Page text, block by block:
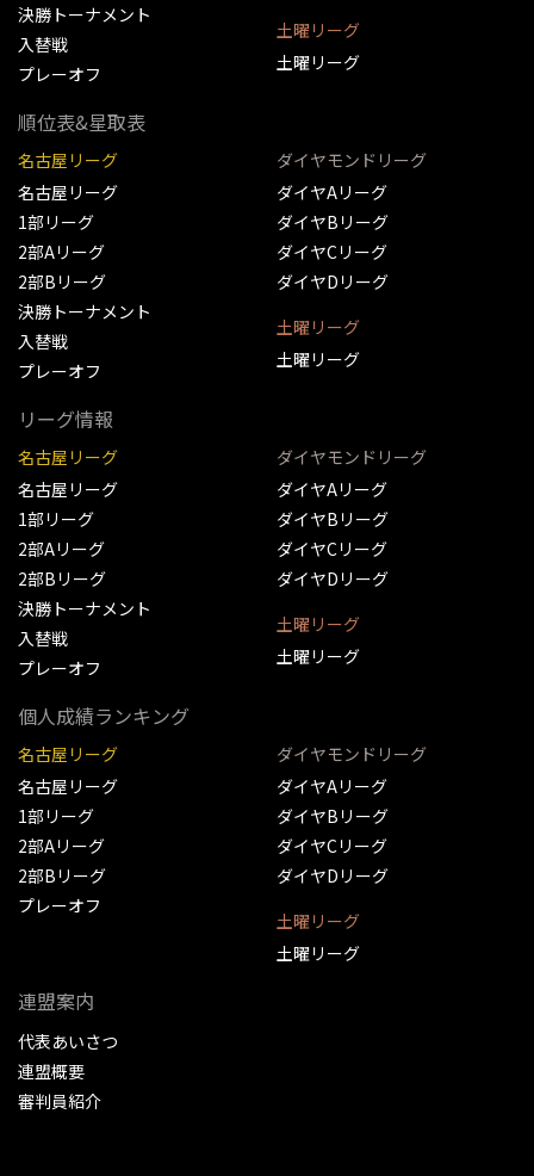
決勝トーナメント
入替戦
プレーオフ
土曜リーグ
土曜リーグ
順位表&星取表
名古屋リーグ
名古屋リーグ
1部リーグ
2部Aリーグ
2部Bリーグ
決勝トーナメント
入替戦
プレーオフ
ダイヤモンドリーグ
ダイヤAリーグ
ダイヤBリーグ
ダイヤCリーグ
ダイヤDリーグ
土曜リーグ
土曜リーグ
リーグ情報
名古屋リーグ
名古屋リーグ
1部リーグ
2部Aリーグ
2部Bリーグ
決勝トーナメント
入替戦
プレーオフ
ダイヤモンドリーグ
ダイヤAリーグ
ダイヤBリーグ
ダイヤCリーグ
ダイヤDリーグ
土曜リーグ
土曜リーグ
個人成績ランキング
名古屋リーグ
名古屋リーグ
1部リーグ
2部Aリーグ
2部Bリーグ
プレーオフ
ダイヤモンドリーグ
ダイヤAリーグ
ダイヤBリーグ
ダイヤCリーグ
ダイヤDリーグ
土曜リーグ
土曜リーグ
連盟案内
代表あいさつ
連盟概要
審判員紹介